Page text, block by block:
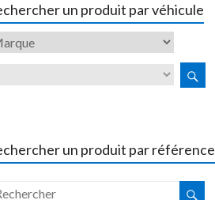
un produit par véhicule
un produit par référence